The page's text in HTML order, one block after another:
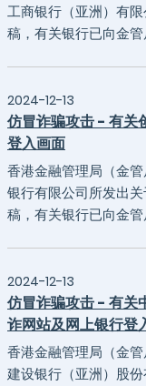
工商银行（亚洲）有
稿，有关银行已向金管
2024-12-13
仿冒诈骗攻击 - 有关
登入画面
香港金融管理局（金
银行有限公司所发出
稿，有关银行已向金管
2024-12-13
仿冒诈骗攻击 - 有关
诈网站及网上银行登
香港金融管理局（金
建设银行（亚洲）股